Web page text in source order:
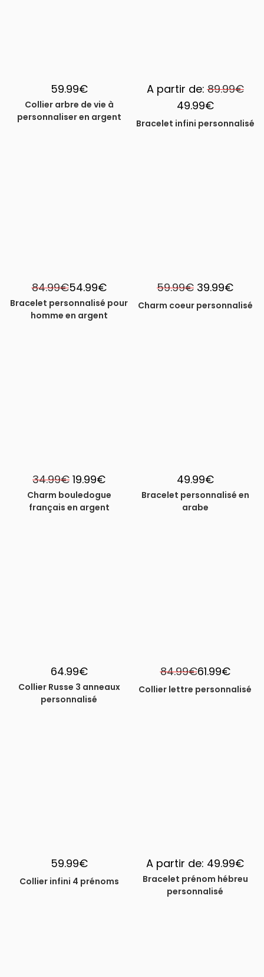
59.99€
Collier arbre de vie à
personnaliser en argent
A partir de:89.99€
49.99€
Bracelet infini personnalisé
84.99€54.99€
Bracelet personnalisé pour
homme en argent
59.99€ Le
prix
était :
39.99€Le
prix
actuel
est :
Charm coeur personnalisé
34.99€ Le
prix
initial
était :
34.99€.
19.99€Le
prix
actuel
est :
19.99€.
Charm bouledogue
français en argent
49.99€
Bracelet personnalisé en
arabe
64.99€
Collier Russe 3 anneaux
personnalisé
84.99€61.99€
Collier lettre personnalisé
59.99€
Collier infini 4 prénoms
A partir de: 49.99€
Bracelet prénom hébreu
personnalisé